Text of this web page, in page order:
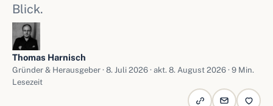
Blick.
Thomas Harnisch
Gründer & Herausgeber · 8. Juli 2026 · akt. 8. August 2026 · 9 Min.
Lesezeit